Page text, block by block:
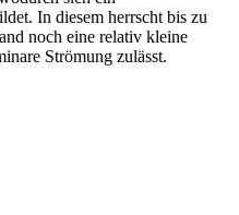
In diesem herrscht bis zu
noch eine relativ kleine
Strömung zulässt.